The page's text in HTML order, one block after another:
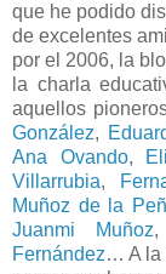
que he podido
de excelentes
por el 2006, la
la charla
aquellos
González,
Ana Ovando,
Villarrubia,
Muñoz de la
Juanmi Muñoz
Fernández… A la